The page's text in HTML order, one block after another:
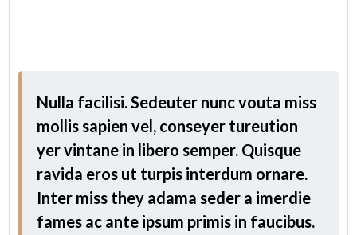
Nulla facilisi. Sedeuter nunc vouta miss
mollis sapien vel, conseyer tureution
yer vintane in libero semper. Quisque
ravida eros ut turpis interdum ornare.
Inter miss they adama seder a imerdie
fames ac ante ipsum primis in faucibus.